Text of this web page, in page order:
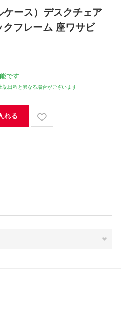
ース）デスクチェア
クフレーム 座ワサビ
です
日程と異なる場合がございます
れる